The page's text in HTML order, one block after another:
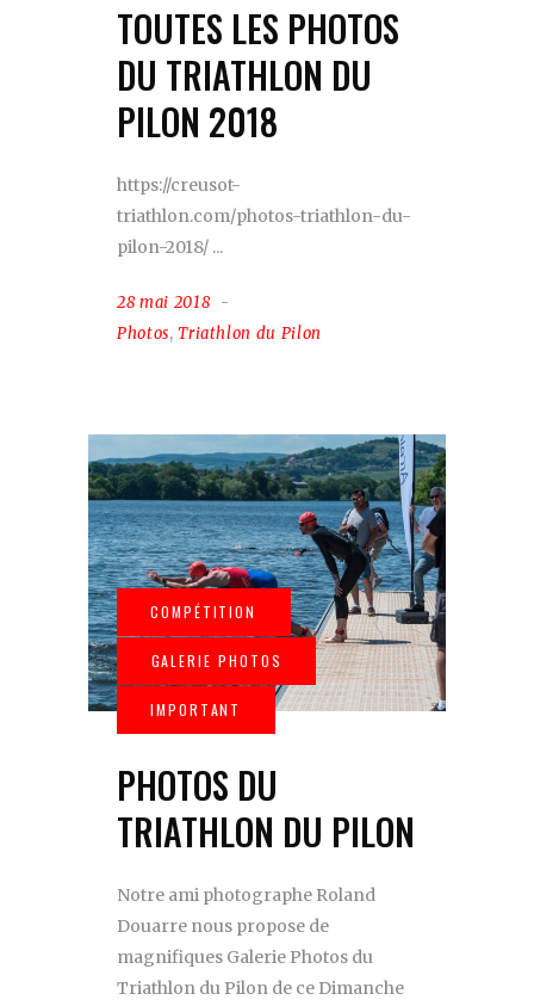
TOUTES LES PHOTOS
DU TRIATHLON DU
PILON 2018
https://creusot-
triathlon.com/photos-triathlon-du-
pilon-2018/
28 mai 2018
Photos,Triathlon du Pilon
PHOTOS DU
TRIATHLON DU PILON
Notre ami photographe Roland
Douarre nous propose de
magnifiques Galerie Photos du
Triathlon du Pilon de ce Dimanche